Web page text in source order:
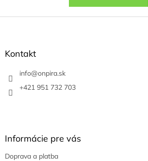
Z
Kontakt
info@onpira.sk
+421 951 732 703
Informácie pre vás
Doprava a platba